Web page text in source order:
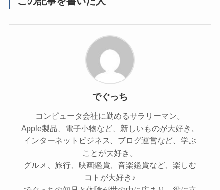
でぐっち
コンピュータ会社に勤めるサラリーマン。
Apple製品、電子小物など、新しいものが大好き。
インターネットビジネス、ブログ運営など、学ぶ
ことが大好き。
グルメ、旅行、映画鑑賞、音楽鑑賞など、楽しむ
コトが大好き♪